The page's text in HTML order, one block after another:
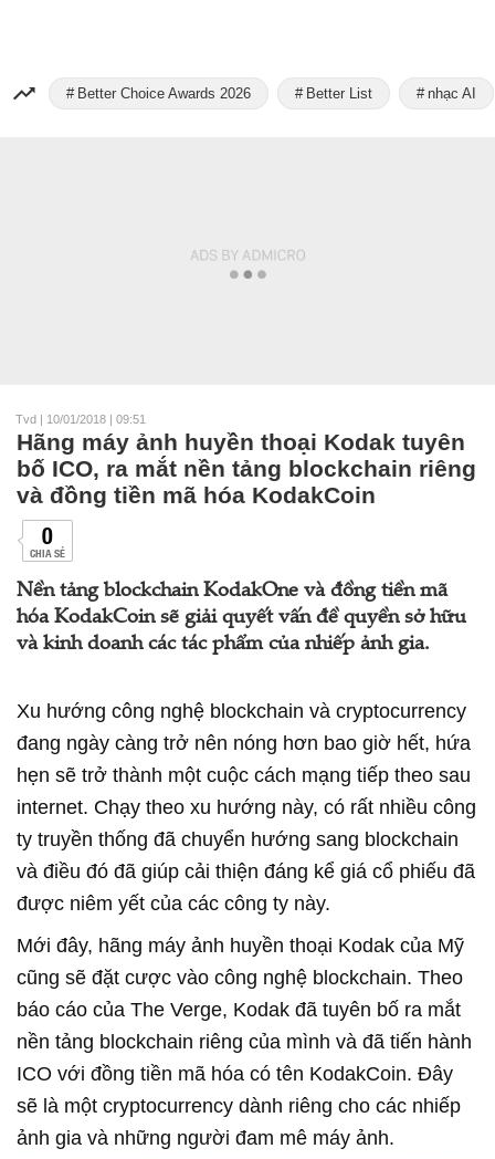
Better Choice Awards 2026 Better List nhạc AI
Tvd | 10/01/2018 | 09:51
Hãng máy ảnh huyền thoại Kodak tuyên
bố ICO, ra mắt nền tảng blockchain riêng
và đồng tiền mã hóa KodakCoin
0
CHIA SẺ
Nền tảng blockchain KodakOne và đồng tiền mã
hóa KodakCoin sẽ giải quyết vấn đề quyền sở hữu
và kinh doanh các tác phẩm của nhiếp ảnh gia.
Xu hướng công nghệ blockchain và cryptocurrency
đang ngày càng trở nên nóng hơn bao giờ hết, hứa
hẹn sẽ trở thành một cuộc cách mạng tiếp theo sau
internet. Chạy theo xu hướng này, có rất nhiều công
ty truyền thống đã chuyển hướng sang blockchain
và điều đó đã giúp cải thiện đáng kể giá cổ phiếu đã
được niêm yết của các công ty này.
Mới đây, hãng máy ảnh huyền thoại Kodak của Mỹ
cũng sẽ đặt cược vào công nghệ blockchain. Theo
báo cáo của The Verge, Kodak đã tuyên bố ra mắt
nền tảng blockchain riêng của mình và đã tiến hành
ICO với đồng tiền mã hóa có tên KodakCoin. Đây
sẽ là một cryptocurrency dành riêng cho các nhiếp
ảnh gia và những người đam mê máy ảnh.